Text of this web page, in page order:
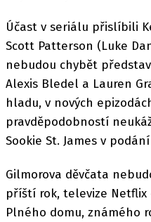
Účast v seriálu přislíbili
Scott Patterson (Luke
nebudou chybět
Alexis Bledel a Lauren
hladu, v nových
pravděpodobností
Sookie St. James v
Gilmorova děvčata
příští rok, televize
Plného domu, známého